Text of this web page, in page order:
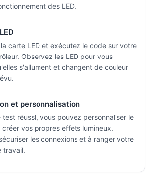
des LED.
carte LED et exécutez le code sur votre
Observez les LED pour vous
s'allument et changent de couleur
et personnalisation
test réussi, vous pouvez personnaliser le
créer vos propres effets lumineux.
les connexions et à ranger votre
travail.